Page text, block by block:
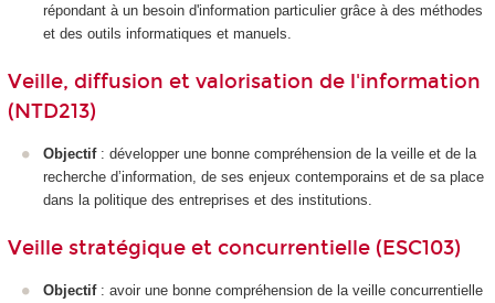
répondant à un besoin d'information particulier grâce à des méthodes
et des outils informatiques et manuels.
Veille, diffusion et valorisation de l'information
(NTD213)
Objectif : développer une bonne compréhension de la veille et de la
recherche d’information, de ses enjeux contemporains et de sa place
dans la politique des entreprises et des institutions.
Veille stratégique et concurrentielle (ESC103)
Objectif : avoir une bonne compréhension de la veille concurrentielle